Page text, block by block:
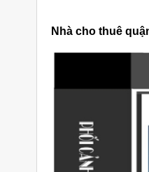
Nhà cho thuê